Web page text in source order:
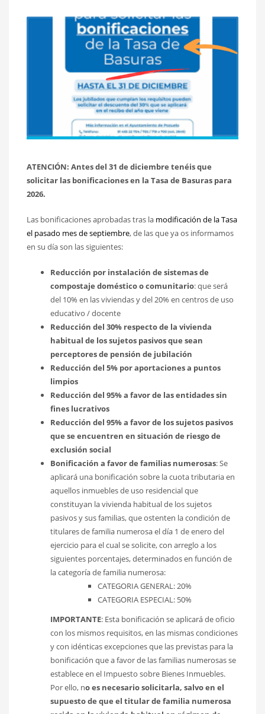
ATENCIÓN: Antes del 31 de diciembre tenéis que
solicitar las bonificaciones en la Tasa de Basuras para
2026.
Las bonificaciones aprobadas tras la modificación de la Tasa
el pasado mes de septiembre, de las que ya os informamos
en su día son las siguientes:
Reducción por instalación de sistemas de
compostaje doméstico o comunitario: que será
del 10% en las viviendas y del 20% en centros de uso
educativo / docente
Reducción del 30% respecto de la vivienda
habitual de los sujetos pasivos que sean
perceptores de pensión de jubilación
Reducción del 5% por aportaciones a puntos
limpios
Reducción del 95% a favor de las entidades sin
fines lucrativos
Reducción del 95% a favor de los sujetos pasivos
que se encuentren en situación de riesgo de
exclusión social
Bonificación a favor de familias numerosas: Se
aplicará una bonificación sobre la cuota tributaria en
aquellos inmuebles de uso residencial que
constituyan la vivienda habitual de los sujetos
pasivos y sus familias, que ostenten la condición de
titulares de familia numerosa el día 1 de enero del
ejercicio para el cual se solicite, con arreglo a los
siguientes porcentajes, determinados en función de
la categoría de familia numerosa:
CATEGORIA GENERAL: 20%
CATEGORIA ESPECIAL: 50%
IMPORTANTE: Esta bonificación se aplicará de oficio
con los mismos requisitos, en las mismas condiciones
y con idénticas excepciones que las previstas para la
bonificación que a favor de las familias numerosas se
establece en el Impuesto sobre Bienes Inmuebles.
Por ello, no es necesario solicitarla, salvo en el
supuesto de que el titular de familia numerosa